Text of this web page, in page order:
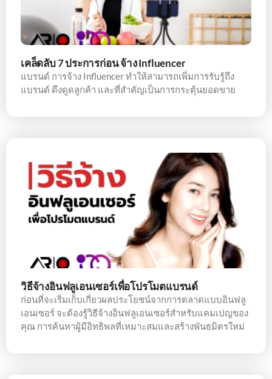
เคล็ดลับ 7 ประการก่อน จ้าง Influencer
แบรนด์ การจ้าง Influencer ทำให้สามารถเพิ่มการรับรู้ถึง
แบรนด์ ดึงดูดลูกค้า และที่สำคัญเป็นการกระตุ้นยอดขาย
วิธีจ้างอินฟลูเอนเซอร์เพื่อโปรโมตแบรนด์
ก่อนที่จะเริ่มเก็บเกี่ยวผลประโยชน์จากการตลาดแบบอินฟลู
เอนเซอร์ จะต้องรู้วิธีจ้างอินฟลูเอนเซอร์สำหรับแคมเปญของ
คุณ การค้นหาผู้มีอิทธิพลที่เหมาะสมและสร้างพันธมิตรใหม่